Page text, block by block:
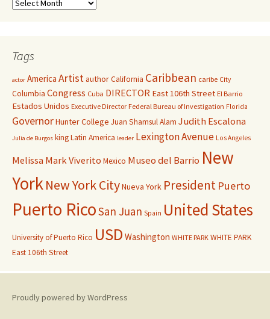
Tags
actor America ArtistauthorCalifornia Caribbean caribe City
Columbia Congress Cuba DIRECTOR East 106th Street El Barrio
Estados Unidos Executive Director Federal Bureau of Investigation Florida
GovernorHunter College Juan Shamsul Alam Judith Escalona
Julia de Burgos kingLatin America leader Lexington Avenue Los Angeles
Melissa Mark Viverito Mexico Museo del Barrio New
YorkNew York CityNueva York President Puerto
Puerto RicoSan Juan Spain United States
University of Puerto Rico USD Washington WHITE PARK WHITE PARK
East 106th Street
Proudly powered by WordPress